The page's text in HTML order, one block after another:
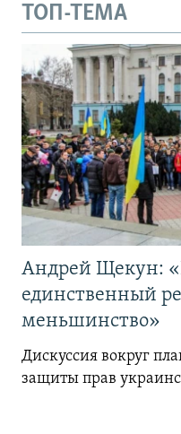
ТОП-ТЕМА
Андрей Щекун:
единственный
меньшинство»
Дискуссия вокруг
защиты прав